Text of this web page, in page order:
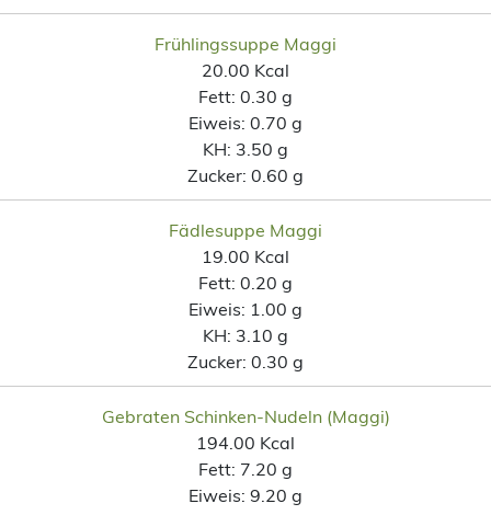
Frühlingssuppe Maggi
20.00 Kcal
Fett: 0.30 g
Eiweis: 0.70 g
KH: 3.50 g
Zucker: 0.60 g
Fädlesuppe Maggi
19.00 Kcal
Fett: 0.20 g
Eiweis: 1.00 g
KH: 3.10 g
Zucker: 0.30 g
Gebraten Schinken-Nudeln (Maggi)
194.00 Kcal
Fett: 7.20 g
Eiweis: 9.20 g